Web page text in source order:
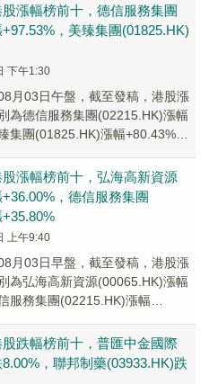
股漲幅榜前十，德信服務集團
，美臻集團(01825.HK)
下午1:30
月03日午盤，截至發稿，港股漲
為德信服務集團(02215.HK)漲幅
集團(01825.HK)漲幅+80.43%、
股漲幅榜前十，弘海高新資源
，德信服務集團
上午9:40
月03日早盤，截至發稿，港股漲
為弘海高新資源(00065.HK)漲幅
服務集團(02215.HK)漲幅
股跌幅榜前十，普匯中金國際
，聯邦制藥(03933.HK)跌